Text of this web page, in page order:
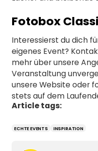
Fotobox
Interessierst du dich
eigenes Event?
mehr über unsere
Veranstaltung
unsere Website oder
stets auf dem
Article tags:
ECHTE EVENTS INSPIRATION